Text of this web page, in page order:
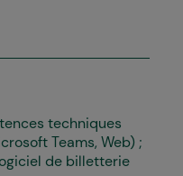
techniques
Teams, Web) ;
de billetterie